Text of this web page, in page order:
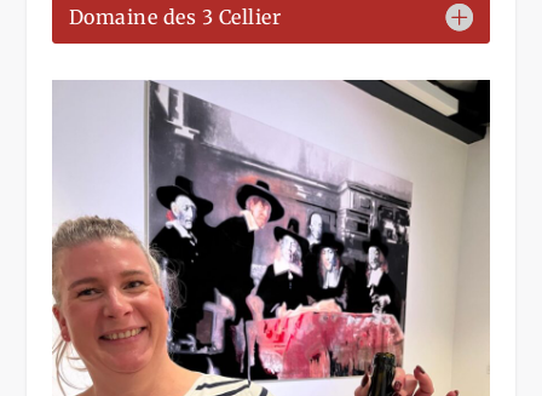
Domaine des 3 Cellier